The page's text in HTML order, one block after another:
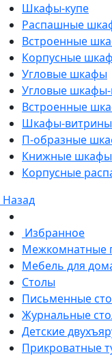
Шкафы-купе
Распашные
Встроенные
Корпусные
Угловые шкафы
Угловые шкафы-
Встроенные
Шкафы-витрины
П-образные
Книжные шкафы
Корпусные
Назад
Избранное
Межкомнатные
Мебель для
Столы
Письменные
Журнальные
Детские
Прикроватные